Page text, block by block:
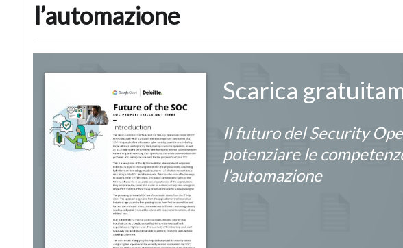
l’automazione
Scarica
Il futuro del Security
potenziare le
l’automazione